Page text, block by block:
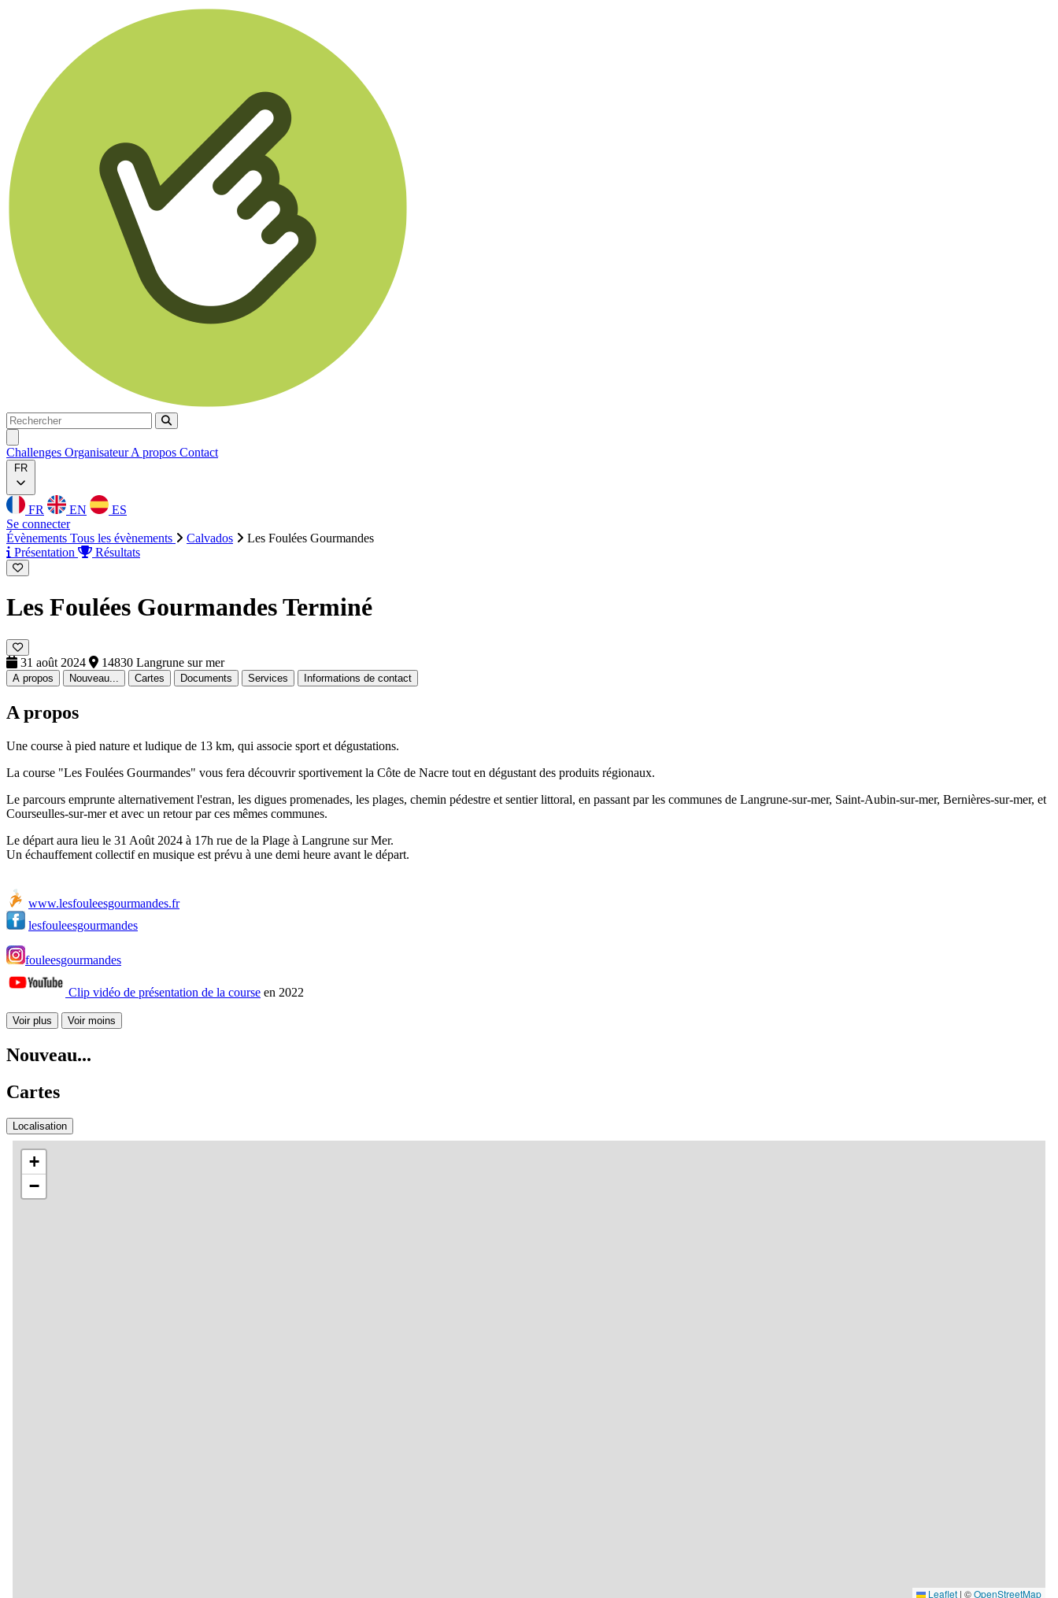
Rechercher
Rechercher
Challenges OrganisateurA propos Contact
FR
FR EN
ES
Se connecter
Évènements Tous les évènements Calvados
Les Foulées Gourmandes
Présentation
Résultats
Les Foulées GourmandesTerminé
31 août 2024 14830 Langrune sur mer
A propos Nouveau... Cartes Documents Services Informations de contact
A propos
Une course à pied nature et ludique de 13 km, qui associe sport et dégustations.
La course "Les Foulées Gourmandes" vous fera découvrir sportivement la Côte de Nacre tout en dégustant des produits régionaux.
Le parcours emprunte alternativement l'estran, les digues promenades, les plages, chemin pédestre et sentier littoral, en passant par les communes de Langrune-sur-mer, Saint-Aubin-sur-mer, Bernières-sur-mer, et
Courseulles-sur-mer et avec un retour par ces mêmes communes.
Le départ aura lieu le 31 Août 2024 à 17h rue de la Plage à Langrune sur Mer.
Un échauffement collectif en musique est prévu à une demi heure avant le départ.
www.lesfouleesgourmandes.fr
lesfouleesgourmandes
fouleesgourmandes
Clip vidéo de présentation de la course en 2022
Voir plus Voir moins
Nouveau...
Cartes
Localisation